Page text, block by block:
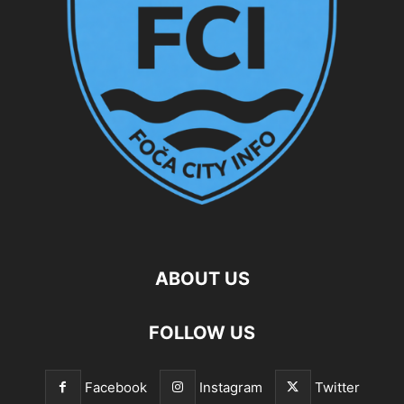
ABOUT US
FOLLOW US
Facebook Instagram Twitter